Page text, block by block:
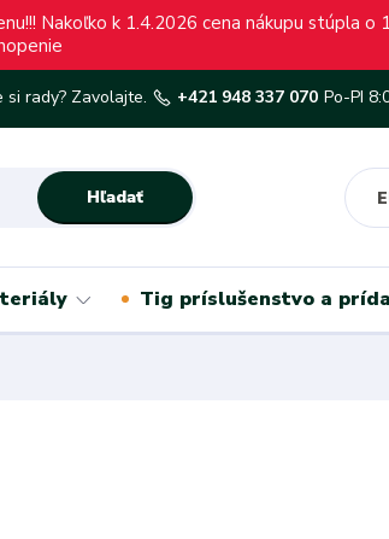
Nakoľko k 1.4.2026 cena nákupu stúpla o
Hľadať
si rady? Zavolajte. +421 948 337 070 Po-PI
Tig príslušenstvo a